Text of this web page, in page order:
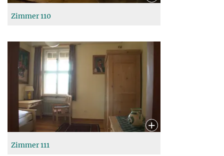
Zimmer 110
Zimmer 111